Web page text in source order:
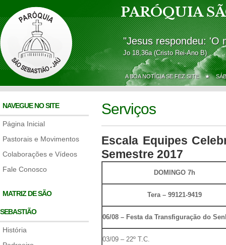
PARÓQUIA
"Jesus respondeu: 'O
Jo 18,36a (Cristo Rei-Ano B)
A BOA NOTÍCIA SE FEZ SITE ★
NAVEGUE NO SITE
Página Inicial
Pastorais e Movimentos
Colaborações e Vídeos
Fale Conosco
MATRIZ DE SÃO
SEBASTIÃO
História
Serviços
Escala Equipes
Semestre 2017
DOMINGO 7h
Tera – 99121-9419
06/08 – Festa da Transfiguração do
03/09 – 22º T.C.